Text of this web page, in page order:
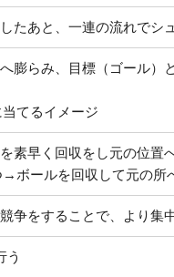
たあと、一連の流れでシ
膨らみ、目標（ゴール）
てるイメージ
素早く回収をし元の位置
ボールを回収して元の所
争をすることで、より集
う